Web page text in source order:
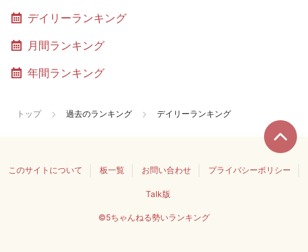
デイリーランキング
月間ランキング
年間ランキング
トップ 過去のランキング デイリーランキング
このサイトについて 板一覧 お問い合わせ プライバシーポリシー
Talk版
©5ちゃんねる勢いランキング